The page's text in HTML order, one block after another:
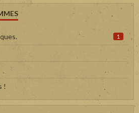
1
!